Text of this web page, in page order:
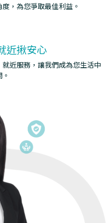
，為您爭取最佳利益。
近揪安心
近服務，讓我們成為您生活中